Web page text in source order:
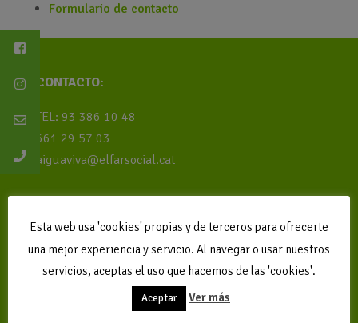
Formulario de contacto
CONTACTO:
TEL: 93 386 10 48
661 29 57 03
aiguaviva@elfarsocial.cat
Gestión: El Far Social
Esta web usa 'cookies' propias y de terceros para ofrecerte
una mejor experiencia y servicio. Al navegar o usar nuestros
servicios, aceptas el uso que hacemos de las 'cookies'.
Aceptar Ver más